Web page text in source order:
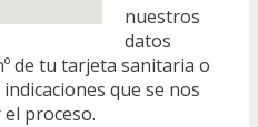
nuestros
datos
de tu tarjeta sanitaria o
que se nos
proceso.